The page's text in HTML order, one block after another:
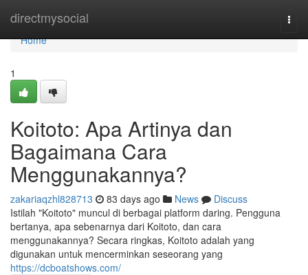
directmysocial
Home
Home
1
Koitoto: Apa Artinya dan
Bagaimana Cara
Menggunakannya?
zakariaqzhl828713 83 days ago News
Discuss
Istilah "Koitoto" muncul di berbagai platform daring. Pengguna
bertanya, apa sebenarnya dari Koitoto, dan cara
menggunakannya? Secara ringkas, Koitoto adalah yang
digunakan untuk mencerminkan seseorang yang
https://dcboatshows.com/